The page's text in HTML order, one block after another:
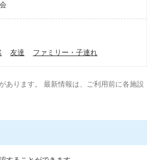
友達 ファミリー・子連れ
あります。 最新情報は、ご利用前に各施設